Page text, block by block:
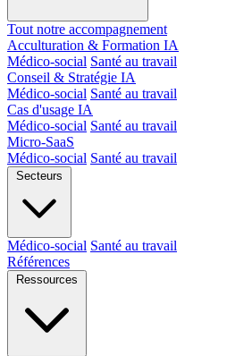
Tout notre accompagnement
Acculturation & Formation IA
Médico-social Santé au travail
Conseil & Stratégie IA
Médico-social Santé au travail
Cas d'usage IA
Médico-social Santé au travail
Micro-SaaS
Médico-social Santé au travail
Secteurs
Médico-social Santé au travail
Références
Ressources